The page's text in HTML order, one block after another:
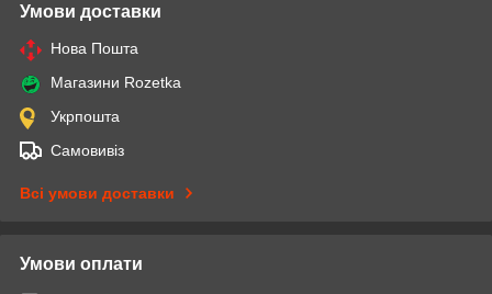
Умови доставки
Нова Пошта
Магазини Rozetka
Укрпошта
Самовивіз
Всі умови доставки
Умови оплати